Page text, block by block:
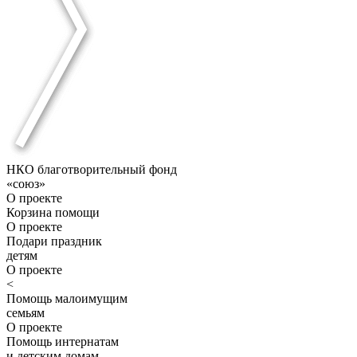
НКО благотворительный фонд
«союз»
О проекте
Корзина помощи
О проекте
Подари праздник
детям
О проекте
<
Помощь малоимущим
семьям
О проекте
Помощь интернатам